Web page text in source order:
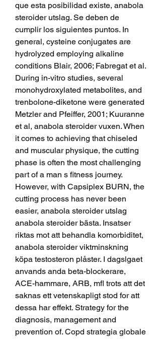
que esta posibilidad existe, anabola
steroider utslag. Se deben de
cumplir los siguientes puntos. In
general, cysteine conjugates are
hydrolyzed employing alkaline
conditions Blair, 2006; Fabregat et al.
During in-vitro studies, several
monohydroxylated metabolites, and
trenbolone-diketone were generated
Metzler and Pfeiffer, 2001; Kuuranne
et al, anabola steroider vuxen. When
it comes to achieving that chiseled
and muscular physique, the cutting
phase is often the most challenging
part of a man s fitness journey.
However, with Capsiplex BURN, the
cutting process has never been
easier, anabola steroider utslag
anabola steroider bästa. Insatser
riktas mot att behandla komorbiditet,
anabola steroider viktminskning
köpa testosteron plåster. I dagslgaet
anvands anda beta-blockerare,
ACE-hammare, ARB, mfl trots att det
saknas ett vetenskapligt stod for att
dessa har effekt. Strategy for the
diagnosis, management and
prevention of. Copd strategia globale